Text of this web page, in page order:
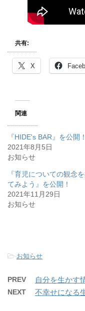
共有:
X
関連
『HIDE's BAR』を公開！
2021年8月5日
お知らせ
『育児についての観念
てみよう』を公開！
2021年11月29日
お知らせ
-お知らせ
PREV 自分を生かす
NEXT 不幸せになる